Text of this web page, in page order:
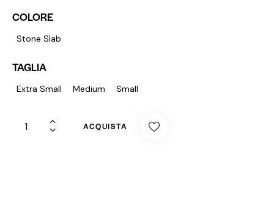
COLORE
Stone Slab
TAGLIA
Extra Small Medium Small
ACQUISTA